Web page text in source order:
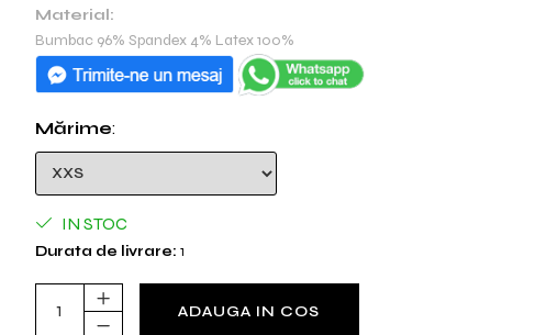
Material:
Bumbac 96% Spandex 4% Latex 100%
Mărime:
IN STOC
Durata de livrare: 1
ADAUGA IN COS